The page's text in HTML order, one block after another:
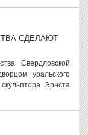
СДЕЛАЮТ
Свердловской
уральского
Эрнста